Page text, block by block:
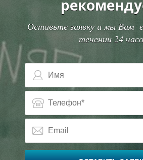
Оставьте заявку и мы Вам
течении 24